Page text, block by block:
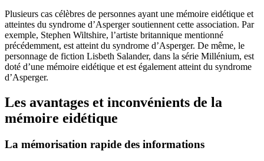
Plusieurs cas célèbres de personnes ayant une mémoire eidétique et
atteintes du syndrome d’Asperger soutiennent cette association. Par
exemple, Stephen Wiltshire, l’artiste britannique mentionné
précédemment, est atteint du syndrome d’Asperger. De même, le
personnage de fiction Lisbeth Salander, dans la série Millénium, est
doté d’une mémoire eidétique et est également atteint du syndrome
d’Asperger.
Les avantages et inconvénients de la
mémoire eidétique
La mémorisation rapide des informations